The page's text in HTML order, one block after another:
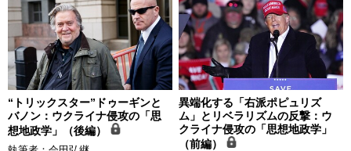
“トリックスター”ドゥーギンと
バノン：ウクライナ侵攻の「思
想地政学」（後編）
異端化する「右派ポピュリズ
ム」とリベラリズムの反撃：ウ
クライナ侵攻の「思想地政学」
（前編）